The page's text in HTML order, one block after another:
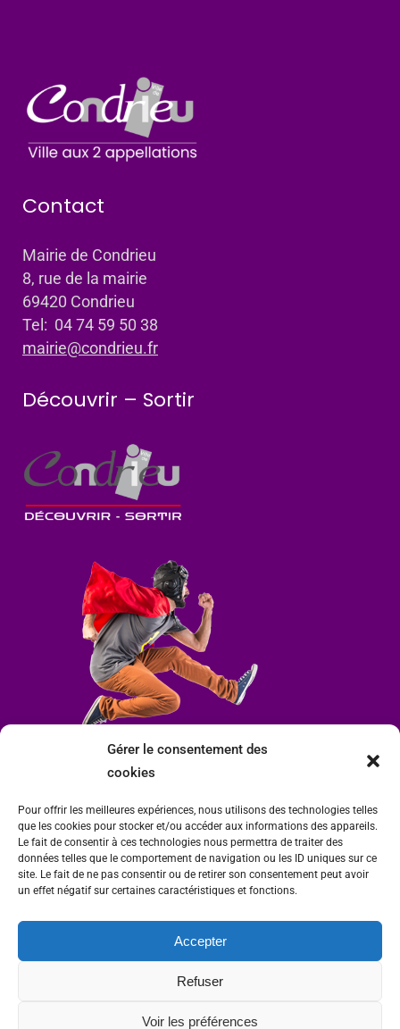
Gérer le consentement des
cookies
Pour offrir les meilleures expériences, nous utilisons des technologies telles
que les cookies pour stocker et/ou accéder aux informations des appareils.
Le fait de consentir à ces technologies nous permettra de traiter des
données telles que le comportement de navigation ou les ID uniques sur ce
site. Le fait de ne pas consentir ou de retirer son consentement peut avoir
un effet négatif sur certaines caractéristiques et fonctions.
Accepter
Refuser
Voir les préférences
Contact
Mairie de Condrieu
8, rue de la mairie
69420 Condrieu
Tel: 04 74 59 50 38
mairie@condrieu.fr
Découvrir – Sortir
Mairie de Condrieu | Copyright © 2023 |Mentions légales